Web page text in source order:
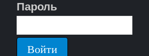
Пароль